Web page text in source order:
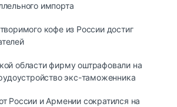
импорта
кофе из России достиг
области фирму оштрафовали на
экс-таможенника
России и Армении сократился на